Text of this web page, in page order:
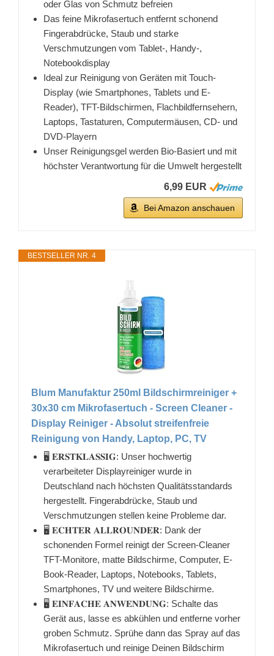
oder Glas von Schmutz befreien
Das feine Mikrofasertuch entfernt schonend
Fingerabdrücke, Staub und starke
Verschmutzungen vom Tablet-, Handy-,
Notebookdisplay
Ideal zur Reinigung von Geräten mit Touch-
Display (wie Smartphones, Tablets und E-
Reader), TFT-Bildschirmen, Flachbildfernsehern,
Laptops, Tastaturen, Computermäusen, CD- und
DVD-Playern
Unser Reinigungsgel werden Bio-Basiert und mit
höchster Verantwortung für die Umwelt hergestellt
6,99 EUR
Bei Amazon anschauen
BESTSELLER NR. 4
Blum Manufaktur 250ml Bildschirmreiniger +
30x30 cm Mikrofasertuch - Screen Cleaner -
Display Reiniger - Absolut streifenfreie
Reinigung von Handy, Laptop, PC, TV
🖥 𝐄𝐑𝐒𝐓𝐊𝐋𝐀𝐒𝐒𝐈𝐆: Unser hochwertig
verarbeiteter Displayreiniger wurde in
Deutschland nach höchsten Qualitätsstandards
hergestellt. Fingerabdrücke, Staub und
Verschmutzungen stellen keine Probleme dar.
🖥 𝐄𝐂𝐇𝐓𝐄𝐑 𝐀𝐋𝐋𝐑𝐎𝐔𝐍𝐃𝐄𝐑: Dank der
schonenden Formel reinigt der Screen-Cleaner
TFT-Monitore, matte Bildschirme, Computer, E-
Book-Reader, Laptops, Notebooks, Tablets,
Smartphones, TV und weitere Bildschirme.
🖥 𝐄𝐈𝐍𝐅𝐀𝐂𝐇𝐄 𝐀𝐍𝐖𝐄𝐍𝐃𝐔𝐍𝐆: Schalte das
Gerät aus, lasse es abkühlen und entferne vorher
groben Schmutz. Sprühe dann das Spray auf das
Mikrofasertuch und reinige Deinen Bildschirm